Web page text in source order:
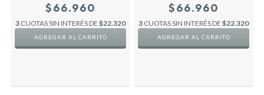
COZY SPORT - CELESTE -
$66.960
3 CUOTAS SIN INTERÉS DE $22.320
COZY SPORT - ROJA -
$66.960
3 CUOTAS SIN INTERÉS DE $22.320